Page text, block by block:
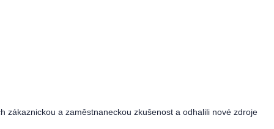
zákaznickou a zaměstnaneckou zkušenost a odhalili nové zdroje